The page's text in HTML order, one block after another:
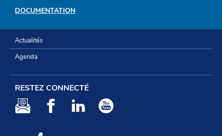
DOCUMENTATION
Actualités
Agenda
RESTEZ CONNECTÉ